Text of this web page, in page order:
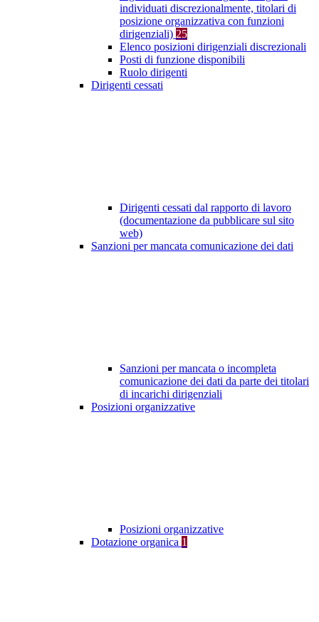
individuati discrezionalmente, titolari di
posizione organizzativa con funzioni
dirigenziali) 25
Elenco posizioni dirigenziali discrezionali
Posti di funzione disponibili
Ruolo dirigenti
Dirigenti cessati
Dirigenti cessati dal rapporto di lavoro
(documentazione da pubblicare sul sito
web)
Sanzioni per mancata comunicazione dei dati
Sanzioni per mancata o incompleta
comunicazione dei dati da parte dei titolari
di incarichi dirigenziali
Posizioni organizzative
Posizioni organizzative
Dotazione organica 1